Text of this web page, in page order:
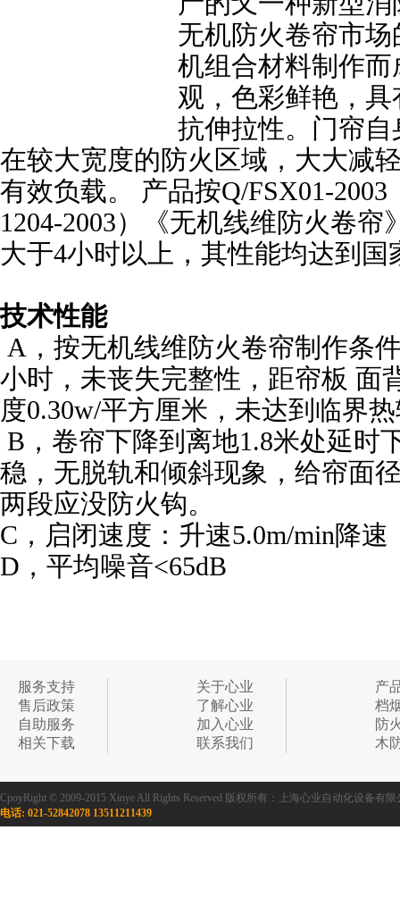
无机防火卷帘市
机组合材料制作
观，色彩鲜艳，
抗伸拉性。门帘
在较大宽度的防火区域，大大减
有效负载。 产品按Q/FSX01-2003
1204-2003）《无机线维防火卷
大于4小时以上，其性能均达到国
技术性能
A，按无机线维防火卷帘制作条
小时，未丧失完整性，距帘板 面
度0.30w/平方厘米，未达到临界
B，卷帘下降到离地1.8米处延时
稳，无脱轨和倾斜现象，给帘面
两段应没防火钩。
C，启闭速度：升速5.0m/min降速
D，平均噪音<65dB
服务支持
售后政策
自助服务
相关下载
关于心业
了解心业
加入心业
联系我们
产
档
防
木
CpoyRight © 2009-2015 Xinye All Rights Reserved 版权所有：上海心业自动化设备有
电话: 021-52842078 13511211439